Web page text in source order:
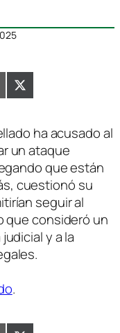
Compartir
en
X
(Twitter)
ha acusado al
un ataque
que están
cuestionó su
seguir al
que consideró un
y a la
.